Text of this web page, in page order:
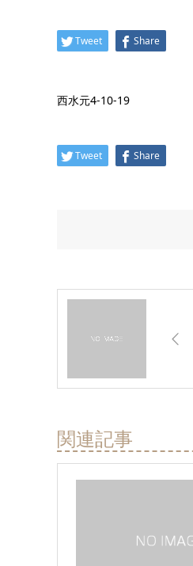
Tweet Share
西水元4-10-19
Tweet Share
関連記事